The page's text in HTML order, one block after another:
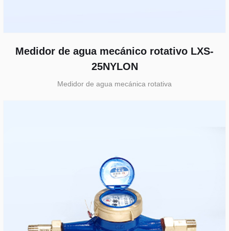
Medidor de agua mecánico rotativo LXS-
25NYLON
Medidor de agua mecánica rotativa